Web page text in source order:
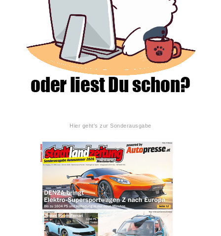
Hier geht's zur Sonderausgabe